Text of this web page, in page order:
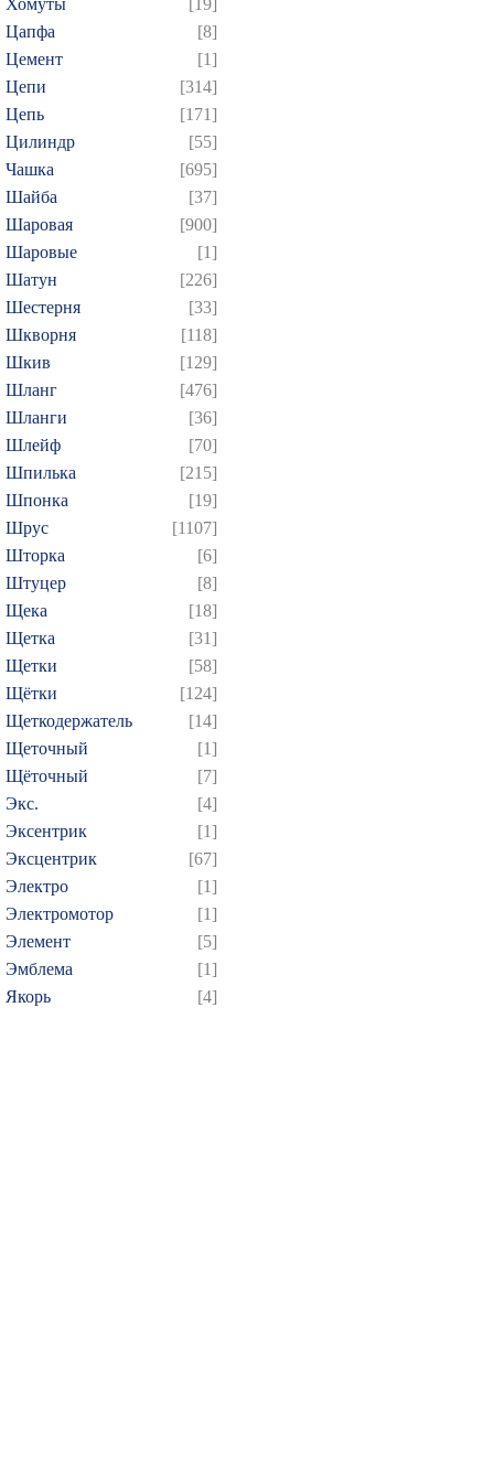
Хомуты
[19]
Цапфа
[8]
Цемент
[1]
Цепи
[314]
Цепь
[171]
Цилиндр
[55]
Чашка
[695]
Шайба
[37]
Шаровая
[900]
Шаровые
[1]
Шатун
[226]
Шестерня
[33]
Шкворня
[118]
Шкив
[129]
Шланг
[476]
Шланги
[36]
Шлейф
[70]
Шпилька
[215]
Шпонка
[19]
Шрус
[1107]
Шторка
[6]
Штуцер
[8]
Щека
[18]
Щетка
[31]
Щетки
[58]
Щётки
[124]
Щеткодержатель
[14]
Щеточный
[1]
Щёточный
[7]
Экс.
[4]
Эксентрик
[1]
Эксцентрик
[67]
Электро
[1]
Электромотор
[1]
Элемент
[5]
Эмблема
[1]
Якорь
[4]